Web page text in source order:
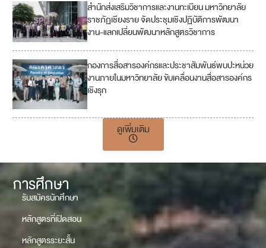
สำนักส่งเสริมวิชาการและงานทะเบียน มหาวิทยาลัย
ราชภัฏเชียงราย จัดประชุมเชิงปฏิบัติการพัฒนา
งาน-แลกเปลี่ยนพัฒนาหลักสูตรวิชาการ
กองการสื่อสารองค์กรและประชาสัมพันธ์พบปะหน่วย
งานภายในมหาวิทยาลัย ขับเคลื่อนงานสื่อสารองค์กร
เชิงรุก
ดูเพิ่มเติม
การศึกษา
รับสมัครนักศึกษา
หลักสูตรที่เปิดสอน
หลักสูตรระยะสั้น